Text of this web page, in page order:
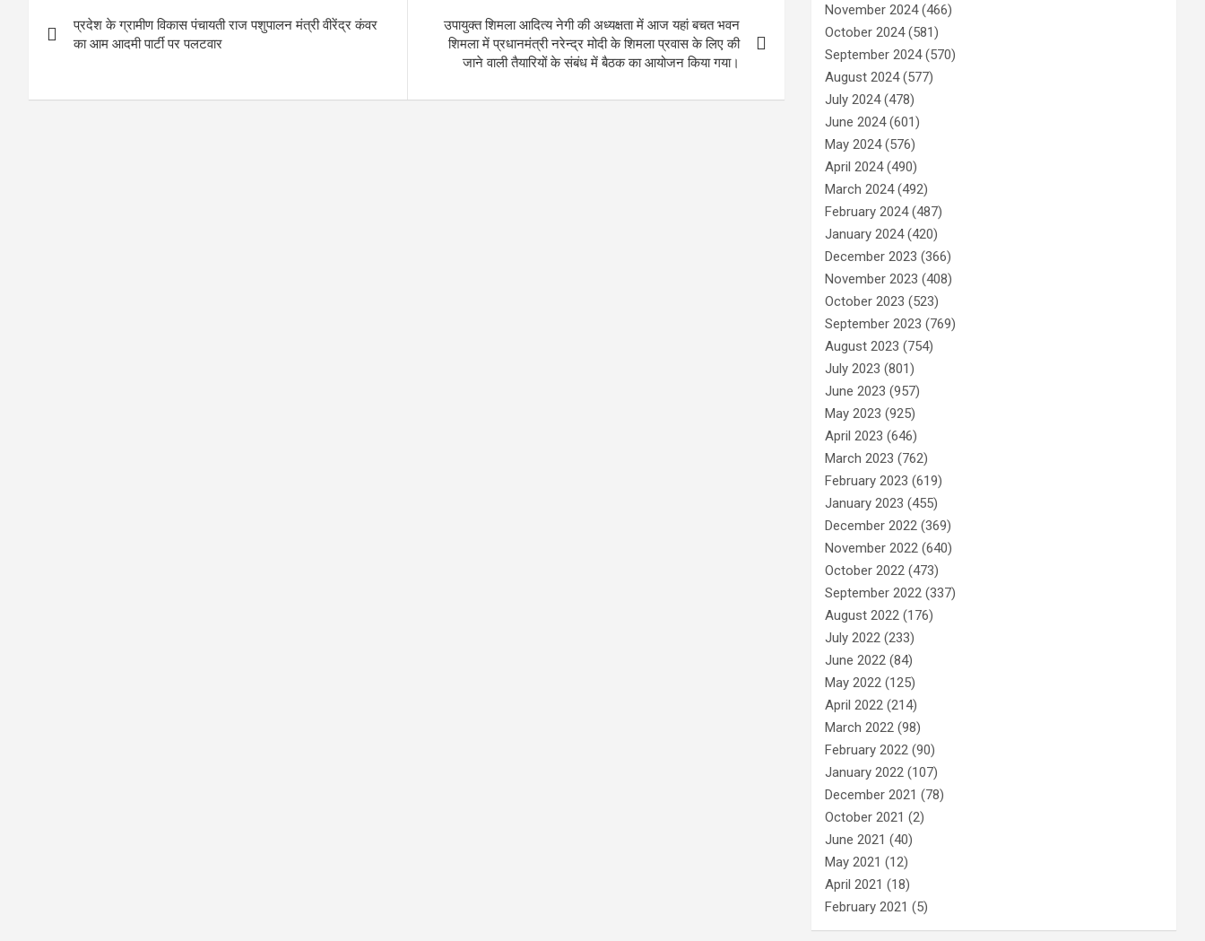
navigation
प्रदेश के ग्रामीण विकास पंचायती राज पशुपालन मंत्री वीरेंद्र कंवर
का आम आदमी पार्टी पर पलटवार
उपायुक्त शिमला आदित्य नेगी की अध्यक्षता में आज यहां बचत भवन
शिमला में प्रधानमंत्री नरेन्द्र मोदी के शिमला प्रवास के लिए की
जाने वाली तैयारियों के संबंध में बैठक का आयोजन किया गया।
November 2024(466)
October 2024(581)
September 2024(570)
August 2024(577)
July 2024(478)
June 2024(601)
May 2024(576)
April 2024(490)
March 2024(492)
February 2024(487)
January 2024(420)
December 2023 (366)
November 2023 (408)
October 2023 (523)
September 2023 (769)
August 2023 (754)
July 2023 (801)
June 2023 (957)
May 2023 (925)
April 2023 (646)
March 2023 (762)
February 2023 (619)
January 2023 (455)
December 2022 (369)
November 2022 (640)
October 2022 (473)
September 2022 (337)
August 2022 (176)
July 2022 (233)
June 2022 (84)
May 2022 (125)
April 2022 (214)
March 2022 (98)
February 2022 (90)
January 2022 (107)
December 2021 (78)
October 2021 (2)
June 2021 (40)
May 2021 (12)
April 2021 (18)
February 2021 (5)